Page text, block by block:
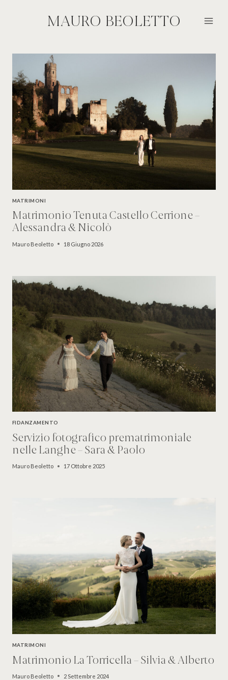
MAURO BEOLETTO
MATRIMONI
Matrimonio Tenuta Castello Cerrione –
Alessandra & Nicolò
Mauro Beoletto 18 Giugno 2026
FIDANZAMENTO
Servizio fotografico prematrimoniale
nelle Langhe – Sara & Paolo
Mauro Beoletto 17 Ottobre 2025
MATRIMONI
Matrimonio La Torricella – Silvia & Alberto
Mauro Beoletto 2 Settembre 2024